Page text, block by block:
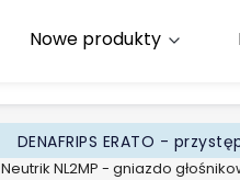
DENAFRIPS ERATO -
Nowe produkty
Neutrik NL2MP - gniazdo